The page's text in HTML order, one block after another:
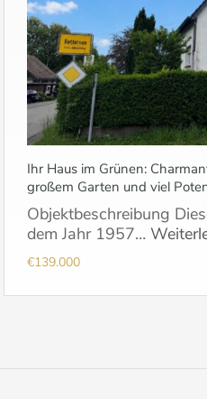
Ihr Haus im Grünen:
großem Garten und viel
Objektbeschreibung
dem Jahr 1957…
€139.000